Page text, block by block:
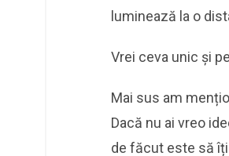
luminează la o
Vrei ceva unic și
Mai sus am
Dacă nu ai vreo
de făcut este să